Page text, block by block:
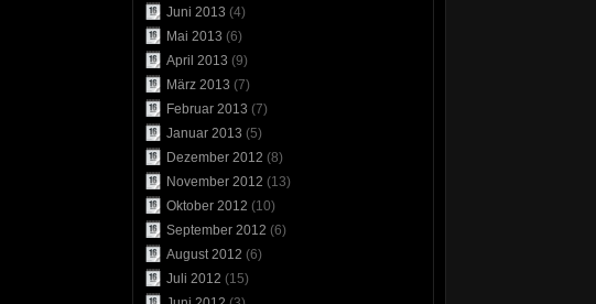
Juni 2013 (4)
Mai 2013 (6)
April 2013 (9)
März 2013 (7)
Februar 2013 (7)
Januar 2013 (5)
Dezember 2012 (8)
November 2012 (13)
Oktober 2012 (10)
September 2012 (6)
August 2012 (6)
Juli 2012 (15)